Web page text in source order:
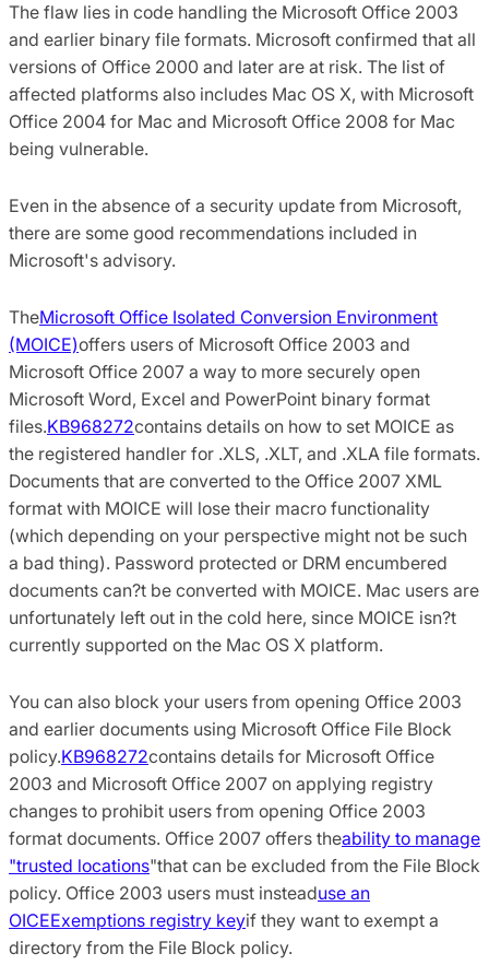
The flaw lies in code handling the Microsoft Office 2003
and earlier binary file formats. Microsoft confirmed that all
versions of Office 2000 and later are at risk. The list of
affected platforms also includes Mac OS X, with Microsoft
Office 2004 for Mac and Microsoft Office 2008 for Mac
being vulnerable.
Even in the absence of a security update from Microsoft,
there are some good recommendations included in
Microsoft's advisory.
TheMicrosoft Office Isolated Conversion Environment
(MOICE)offers users of Microsoft Office 2003 and
Microsoft Office 2007 a way to more securely open
Microsoft Word, Excel and PowerPoint binary format
files.KB968272contains details on how to set MOICE as
the registered handler for .XLS, .XLT, and .XLA file formats.
Documents that are converted to the Office 2007 XML
format with MOICE will lose their macro functionality
(which depending on your perspective might not be such
a bad thing). Password protected or DRM encumbered
documents can?t be converted with MOICE. Mac users are
unfortunately left out in the cold here, since MOICE isn?t
currently supported on the Mac OS X platform.
You can also block your users from opening Office 2003
and earlier documents using Microsoft Office File Block
policy.KB968272contains details for Microsoft Office
2003 and Microsoft Office 2007 on applying registry
changes to prohibit users from opening Office 2003
format documents. Office 2007 offers theability to manage
"trusted locations"that can be excluded from the File Block
policy. Office 2003 users must insteaduse an
OICEExemptions registry keyif they want to exempt a
directory from the File Block policy.